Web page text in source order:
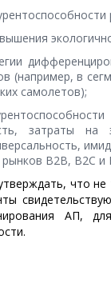
(например, в
самолетов);
затраты на
B2B, B2C и
что не
АП,